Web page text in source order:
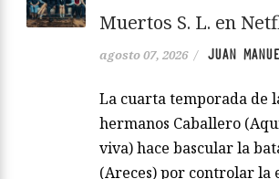
Muertos S. L. en
agosto 07, 2026 / JUAN
La cuarta temporada de
hermanos Caballero
viva) hace bascular la
(Areces) por controlar la